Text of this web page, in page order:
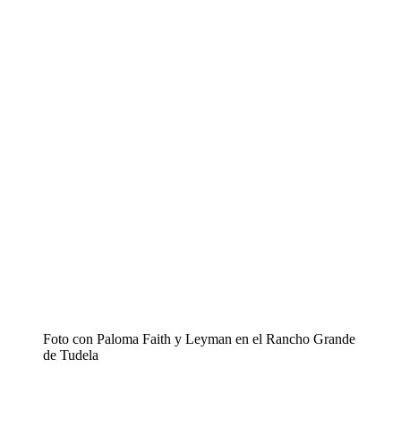
Foto con Paloma Faith y Leyman en el Rancho Grande
de Tudela